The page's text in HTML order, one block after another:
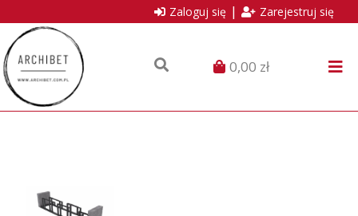
Zaloguj się | Zarejestruj się
0,00 zł